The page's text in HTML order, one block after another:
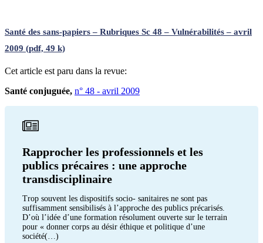
Santé des sans-papiers – Rubriques Sc 48 – Vulnérabilités – avril
2009 (pdf, 49 k)
Cet article est paru dans la revue:
Santé conjuguée, n° 48 - avril 2009
Rapprocher les professionnels et les
publics précaires : une approche
transdisciplinaire
Trop souvent les dispositifs socio- sanitaires ne sont pas
suffisamment sensibilisés à l’approche des publics précarisés.
D’où l’idée d’une formation résolument ouverte sur le terrain
pour « donner corps au désir éthique et politique d’une
société(…)